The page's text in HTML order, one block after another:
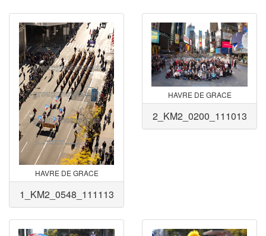
HAVRE DE GRACE
1_KM2_0548_111113
HAVRE DE GRACE
2_KM2_0200_111013